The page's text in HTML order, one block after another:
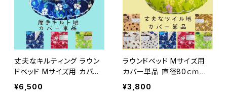
丈夫なキルティング ラウン
ドベッド Mサイズ用 カバー
単品 直径80ｃｍ
¥6,500
ラウンドベッド Mサイズ用
カバー単品 直径80ｃｍ
チャックで取り替え簡単 日
本製
¥3,800